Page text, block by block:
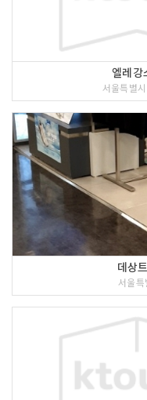
엘레강
서울특별
데상
서울